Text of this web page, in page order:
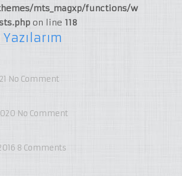
mts_magxp/functions/widget-
on line 118
No Comment
No Comment
8 Comments